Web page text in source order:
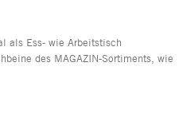
als Ess- wie Arbeitstisch
des MAGAZIN-Sortiments, wie